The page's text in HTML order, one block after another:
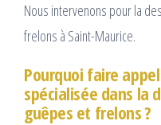
Nous intervenons pour la
frelons à Saint-Maurice.
Pourquoi faire
spécialisée dans la
guêpes et frelons ?